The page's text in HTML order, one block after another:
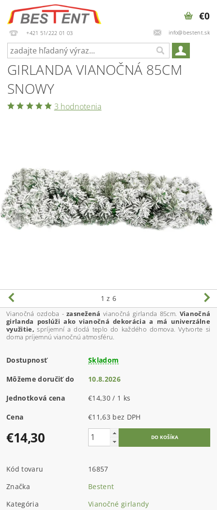
+421 51/222 01 03 info@bestent.sk
€0
GIRLANDA VIANOČNÁ 85CM
SNOWY
3 hodnotenia
1 z 6
Vianočná ozdoba - zasnežená vianočná girlanda 85cm. Vianočná
girlanda poslúži ako vianočná dekorácia a má univerzálne
využitie,spríjemní a dodá teplo do každého domova. Vytvorte si
doma príjemnú vianočnú atmosféru.
Dostupnosť Skladom
Môžeme doručiť do 10.8.2026
Jednotková cena €14,30 / 1 ks
Cena €11,63 bez DPH
€14,30
Kód tovaru
16857
Značka
Bestent
Kategória
Vianočné girlandy